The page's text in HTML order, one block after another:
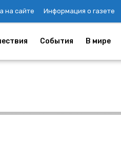
на сайте Информация о газете
События В мире